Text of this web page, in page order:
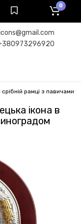
0
рамці з павичами
ікона в